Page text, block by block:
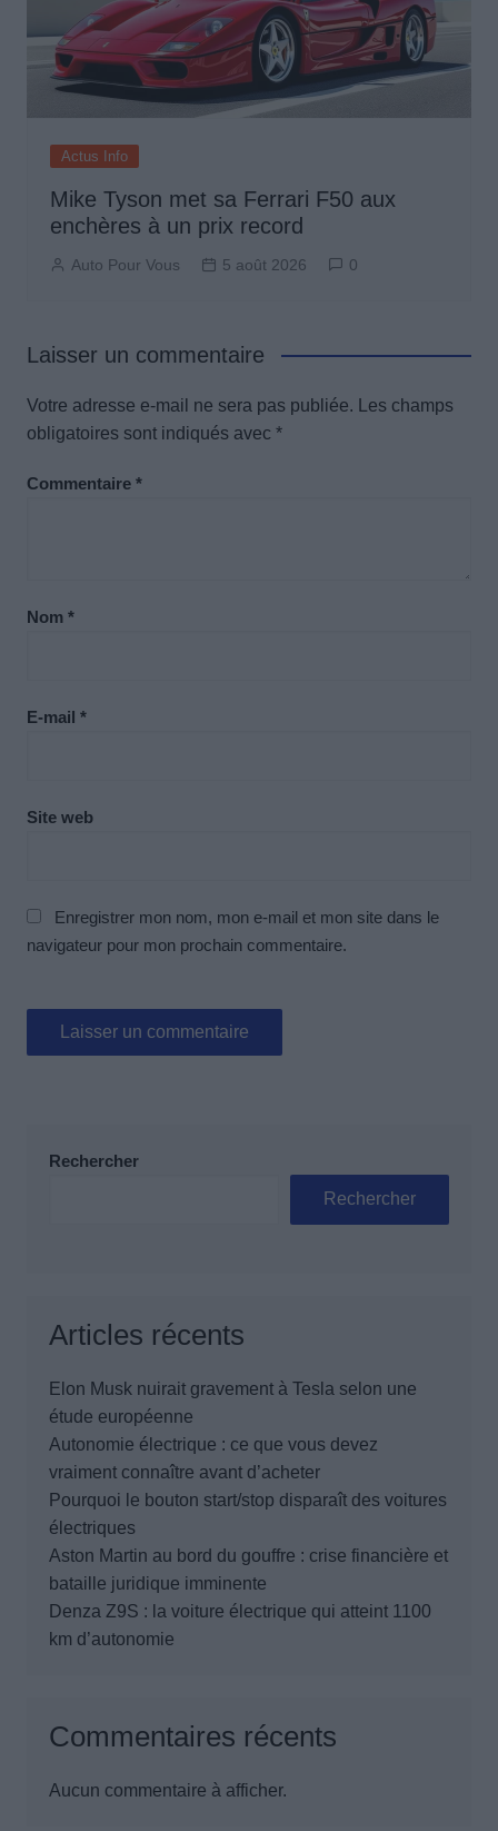
Actus Info
Mike Tyson met sa Ferrari F50 aux
enchères à un prix record
Auto Pour Vous 5 août 2026 0
Laisser un commentaire
Votre adresse e-mail ne sera pas publiée.
Les champs
obligatoires sont indiqués avec *
Commentaire *
Nom *
E-mail *
Site web
Enregistrer mon nom, mon e-mail et mon site dans le
navigateur pour mon prochain commentaire.
Rechercher
Rechercher
Articles récents
Elon Musk nuirait gravement à Tesla selon une
étude européenne
Autonomie électrique : ce que vous devez
vraiment connaître avant d’acheter
Pourquoi le bouton start/stop disparaît des voitures
électriques
Aston Martin au bord du gouffre : crise financière et
bataille juridique imminente
Denza Z9S : la voiture électrique qui atteint 1100
km d’autonomie
Commentaires récents
Aucun commentaire à afficher.